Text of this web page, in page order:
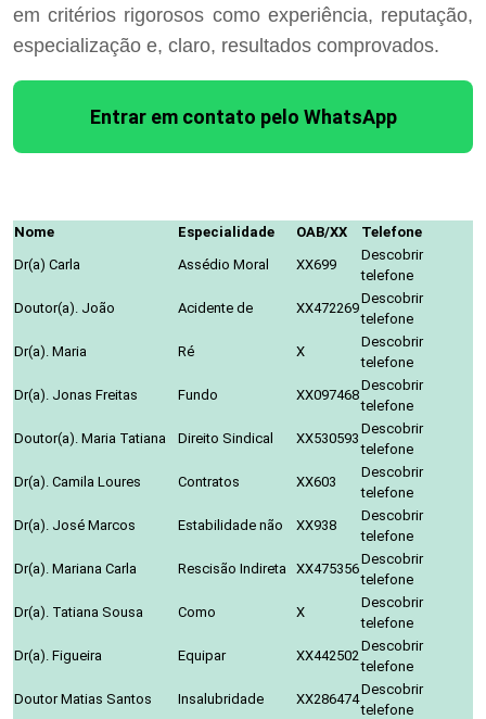
em critérios rigorosos como experiência, reputação,
especialização e, claro, resultados comprovados.
Entrar em contato pelo WhatsApp
Nome Especialidade OAB/XX
Telefone
Dr(a) Carla
Assédio Moral XX699
Descobrir
telefone
Doutor(a). João
Acidente de XX472269
Descobrir
telefone
Dr(a). Maria
Ré X
Descobrir
telefone
Dr(a). Jonas Freitas
Fundo XX097468
Descobrir
telefone
Doutor(a). Maria Tatiana
Direito Sindical XX530593
Descobrir
telefone
Dr(a). Camila Loures
Contratos XX603
Descobrir
telefone
Dr(a). José Marcos
Estabilidade não XX938
Descobrir
telefone
Dr(a). Mariana Carla
Rescisão Indireta XX475356
Descobrir
telefone
Dr(a). Tatiana Sousa
Como X
Descobrir
telefone
Dr(a). Figueira
Equipar XX442502
Descobrir
telefone
Doutor Matias Santos
Insalubridade XX286474
Descobrir
telefone